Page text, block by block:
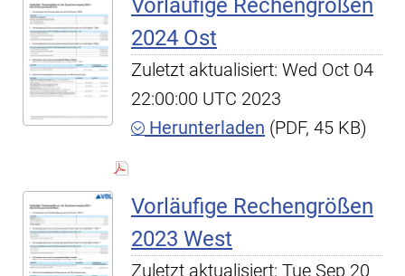
Vorläufige Rechengrößen
2024 Ost
Zuletzt aktualisiert: Wed Oct 04
22:00:00 UTC 2023
Herunterladen (PDF, 45 KB)
Vorläufige Rechengrößen
2023 West
Zuletzt aktualisiert: Tue Sep 20